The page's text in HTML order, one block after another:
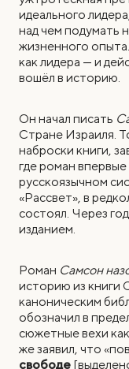
идеального
над чем подумать
жизненного
как лидера — и
вошёл в историю.
Он начал писать
Стране Израиля.
наброски книги,
где роман
русскоязычном
«Рассвет», в
состоял. Через
изданием.
Роман Самсон
историю из книги
каноническим
обозначил в
сюжетные вехи
же заявил, что
свободе